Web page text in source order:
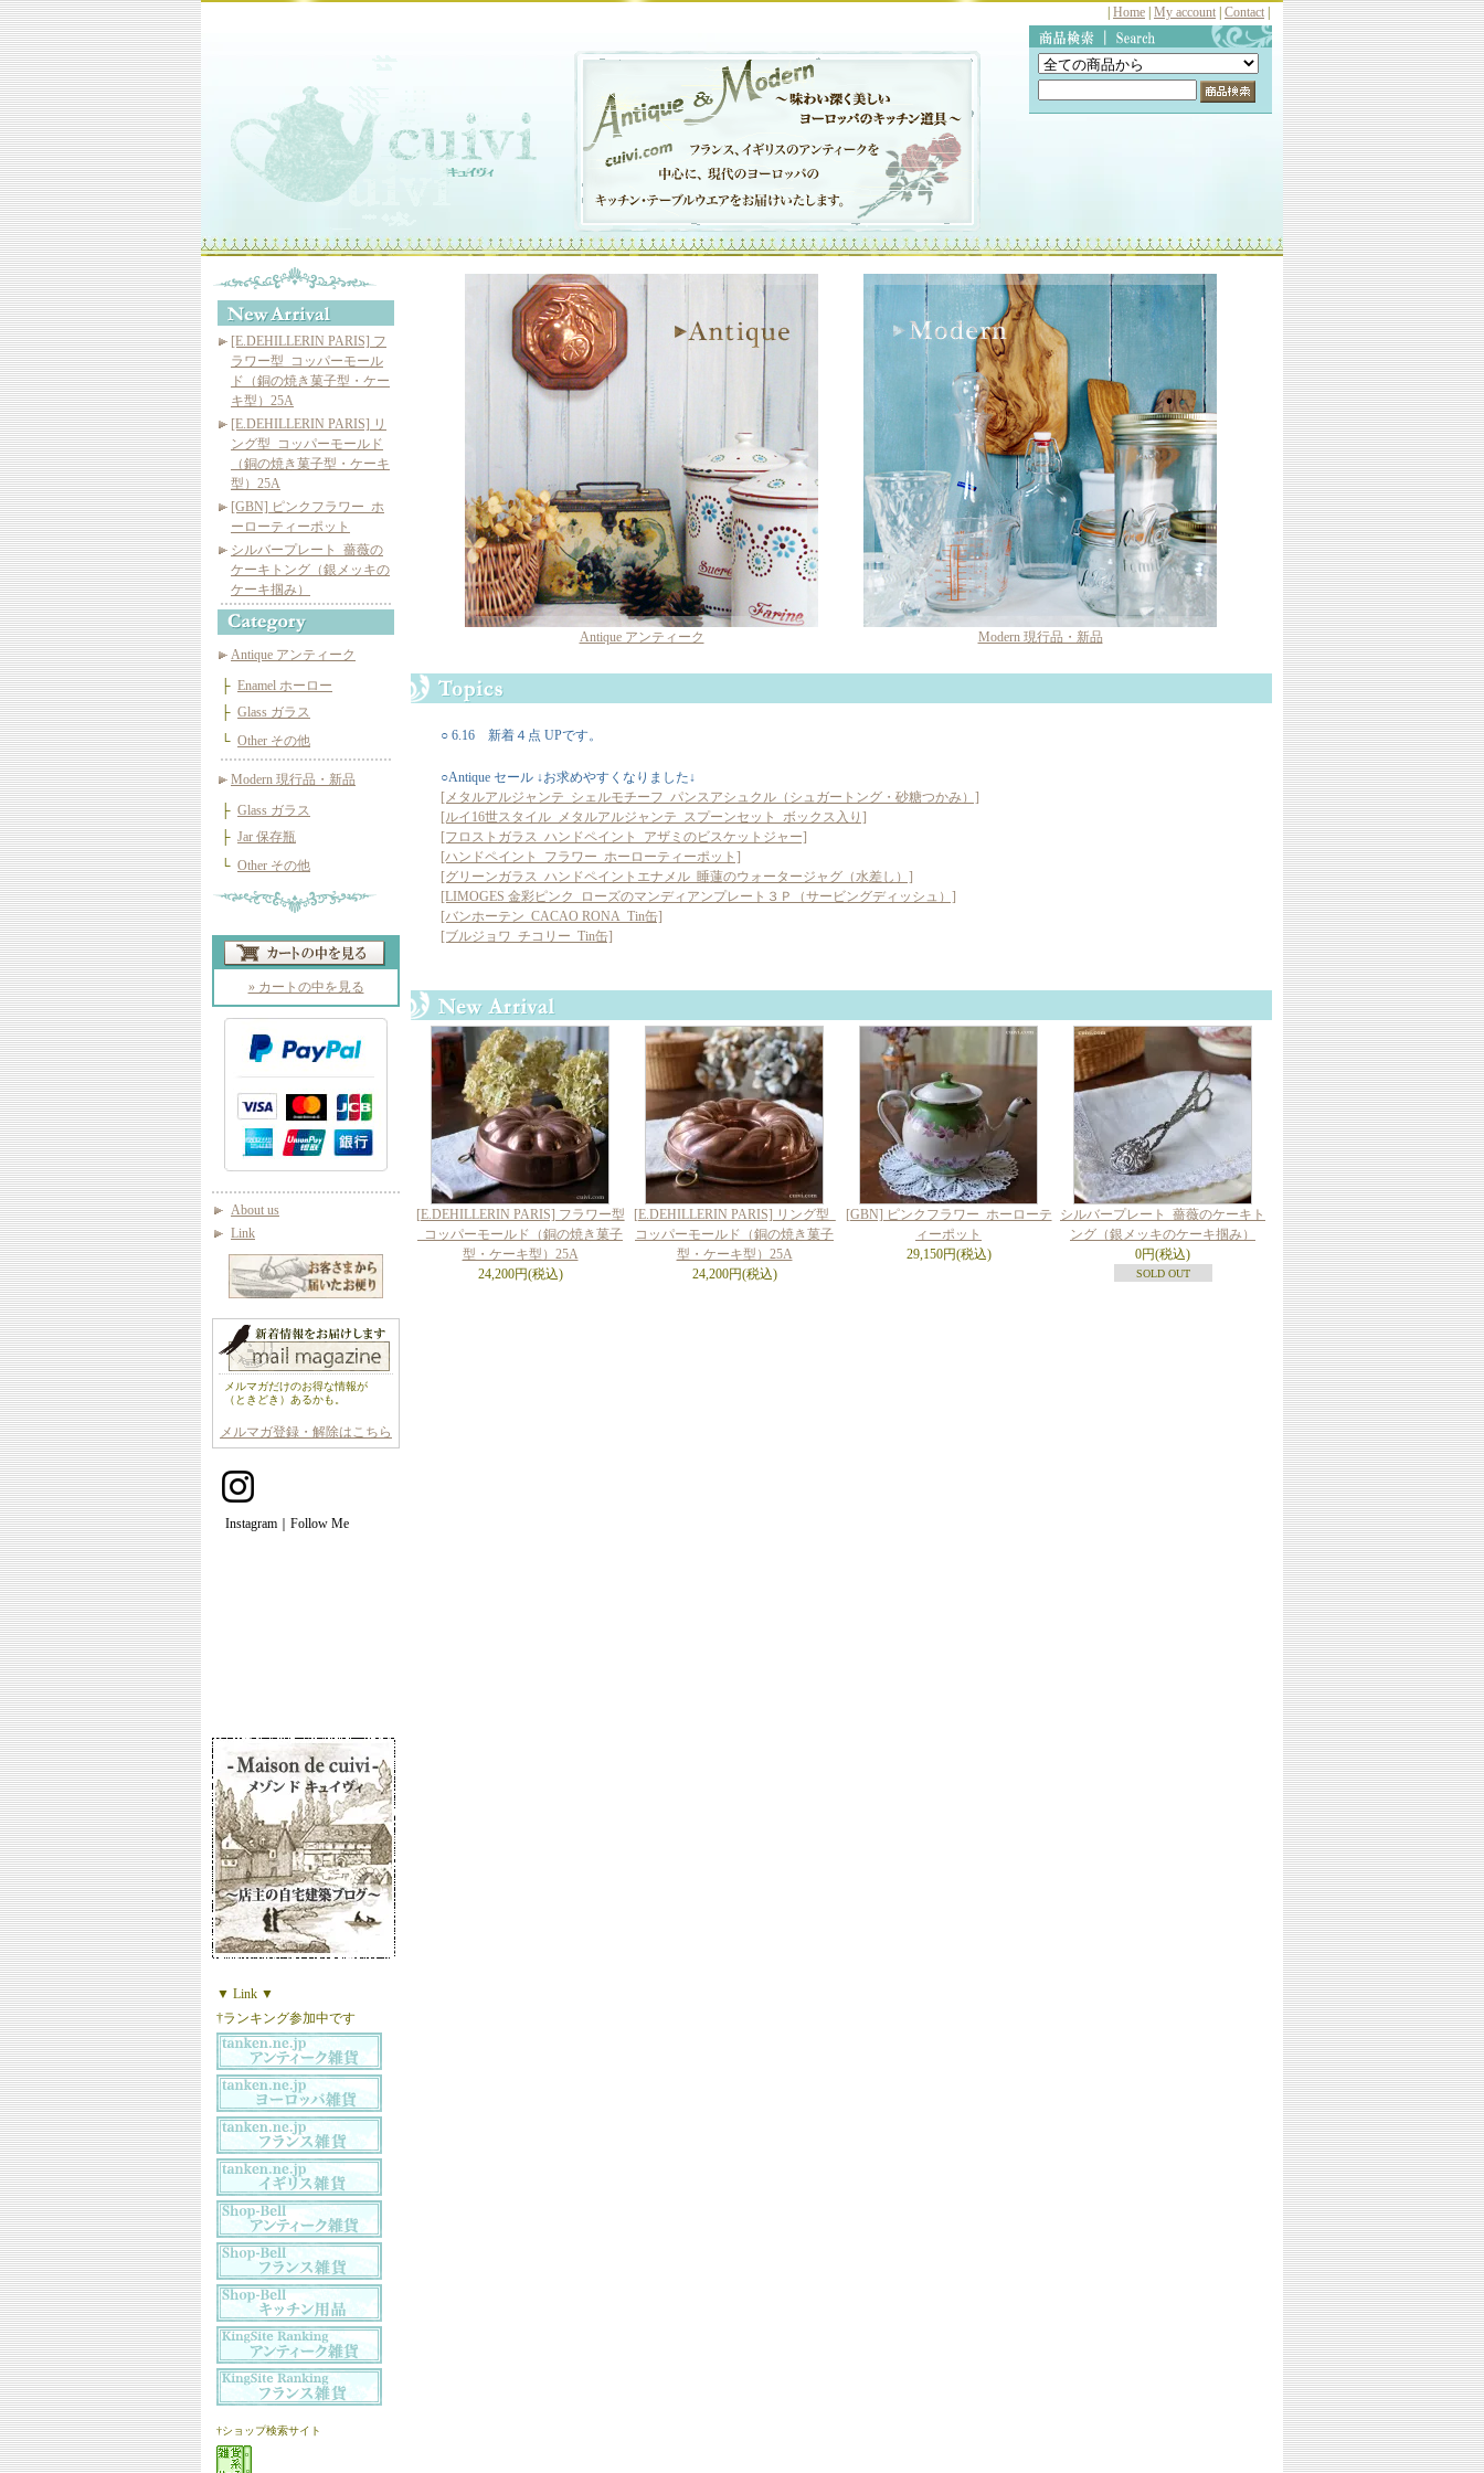
Home My account Contact
[E.DEHILLERIN PARIS] フ
ラワー型_コッパーモール
ド（銅の焼き菓子型・ケー
キ型）25A
[E.DEHILLERIN PARIS] リ
ング型_コッパーモールド
（銅の焼き菓子型・ケーキ
型）25A
[GBN] ピンクフラワー_ホ
ーローティーポット
シルバープレート_薔薇の
ケーキトング（銀メッキの
ケーキ掴み）
Antique アンティーク
├ Enamel ホーロー
├ Glass ガラス
└ Other その他
Modern 現行品・新品
├ Glass ガラス
├ Jar 保存瓶
└ Other その他
» カートの中を見る
About us
Link
メルマガだけのお得な情報が
（ときどき）あるかも。
メルマガ登録・解除はこちら
Instagram｜Follow Me
▼ Link ▼
†ランキング参加中です
†ショップ検索サイト
Antique アンティーク Modern 現行品・新品
○ 6.16 新着４点 UPです。
○Antique セール ↓お求めやすくなりました↓
[メタルアルジャンテ_シェルモチーフ_パンスアシュクル（シュガートング・砂糖つかみ）]
[ルイ16世スタイル_メタルアルジャンテ_スプーンセット_ボックス入り]
[フロストガラス_ハンドペイント_アザミのビスケットジャー]
[ハンドペイント_フラワー_ホーローティーポット]
[グリーンガラス_ハンドペイントエナメル_睡蓮のウォータージャグ（水差し）]
[LIMOGES 金彩ピンク_ローズのマンディアンプレート３Ｐ（サービングディッシュ）]
[バンホーテン_CACAO RONA_Tin缶]
[ブルジョワ_チコリー_Tin缶]
[E.DEHILLERIN PARIS] フラワー型
_コッパーモールド（銅の焼き菓子
型・ケーキ型）25A
24,200円(税込)
[E.DEHILLERIN PARIS] リング型_
コッパーモールド（銅の焼き菓子
型・ケーキ型）25A
24,200円(税込)
[GBN] ピンクフラワー_ホーローテ
ィーポット
29,150円(税込)
シルバープレート_薔薇のケーキト
ング（銀メッキのケーキ掴み）
0円(税込)
SOLD OUT